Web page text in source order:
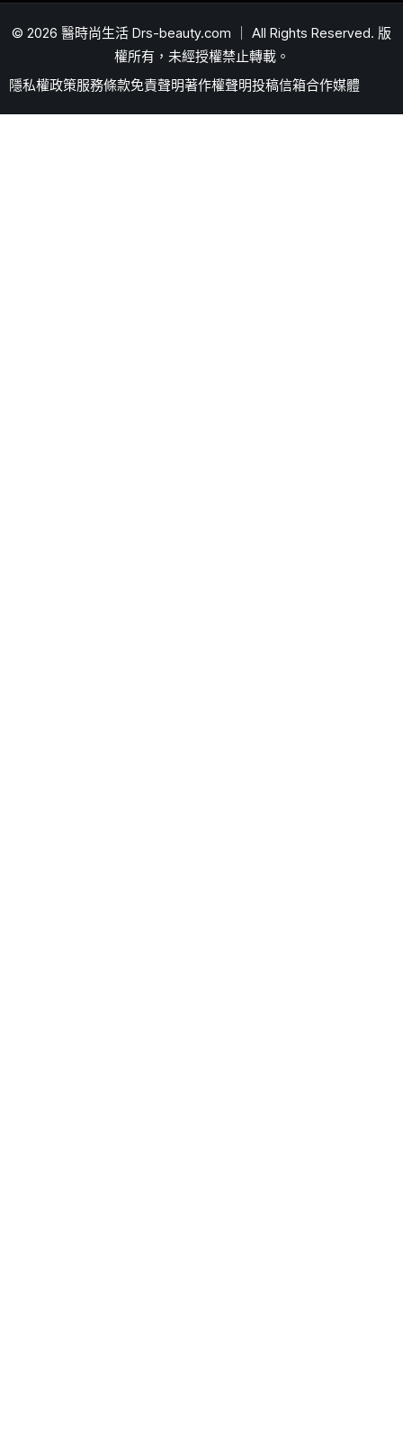
© 2026 醫時尚生活 Drs-beauty.com ｜ All Rights Reserved. 版
權所有，未經授權禁止轉載。
隱私權政策服務條款免責聲明著作權聲明投稿信箱合作媒體